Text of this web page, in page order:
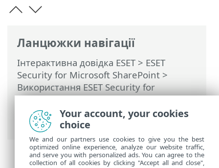
Ланцюжки навігації
Інтерактивна довідка ESET> ESET
Security for Microsoft SharePoint >
Використання ESET Security for
Microsoft SharePoint>Інструменти>
Розклад
>Розклад – Додати завдання>
За умови виникнення події
Your account, your cookies
choice
We and our partners use cookies to give you the best
optimized online experience, analyze our website traffic,
and serve you with personalized ads. You can agree to the
collection of all cookies by clicking "Accept all and close",